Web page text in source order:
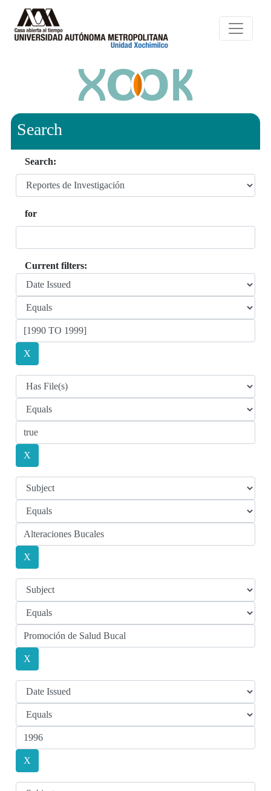
Search
Search:
for
Current filters: